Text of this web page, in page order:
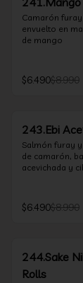
Camarón
envuelto en
de mango
$6.490$8.990
243.Ebi
Salmón furay
de camarón,
acevichada y
$6.490$8.990
244.Sake
Rolls